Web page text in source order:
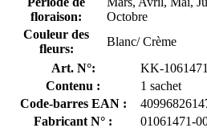
floraison:
Octobre
Couleur des
fleurs:
Blanc/ Crème
Art. N°:
KK-1061471
Contenu :
1 sachet
Code-barres EAN :
Fabricant N° :
01061471-